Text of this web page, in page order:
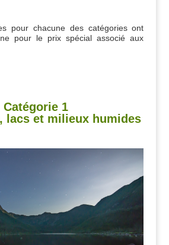
pour chacune des catégories ont
pour le prix spécial associé aux
Catégorie 1
lacs et milieux humides